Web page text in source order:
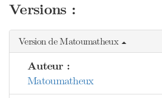
Versions :
Version de Matoumatheux
Auteur :
Matoumatheux